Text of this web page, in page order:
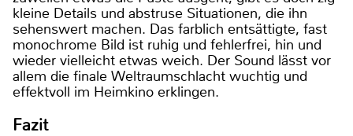
kleine Details und abstruse Situationen, die ihn
sehenswert machen. Das farblich entsättigte, fast
monochrome Bild ist ruhig und fehlerfrei, hin und
wieder vielleicht etwas weich. Der Sound lässt vor
allem die finale Weltraumschlacht wuchtig und
effektvoll im Heimkino erklingen.
Fazit